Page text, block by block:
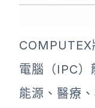
電腦（IPC
能源、醫療